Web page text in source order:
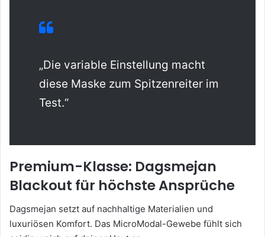
„Die variable Einstellung macht
diese Maske zum Spitzenreiter im
Test.“
Premium-Klasse: Dagsmejan
Blackout für höchste Ansprüche
Dagsmejan setzt auf nachhaltige Materialien und
luxuriösen Komfort. Das MicroModal-Gewebe fühlt sich